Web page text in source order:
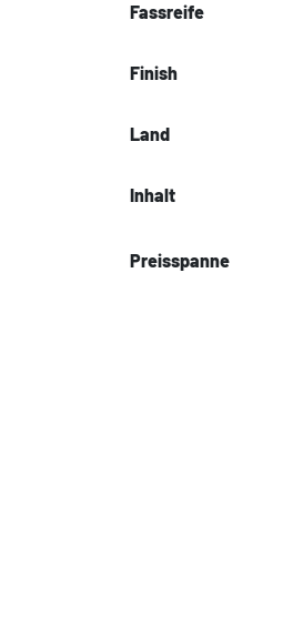
Fassreife
Finish
Land
Inhalt
Preisspanne